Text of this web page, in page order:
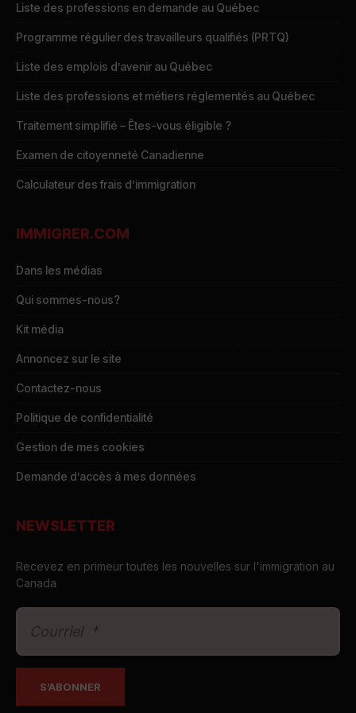
Liste des professions en demande au Québec
Programme régulier des travailleurs qualifiés (PRTQ)
Liste des emplois d’avenir au Québec
Liste des professions et métiers réglementés au Québec
Traitement simplifié – Êtes-vous éligible ?
Examen de citoyenneté Canadienne
Calculateur des frais d’immigration
IMMIGRER.COM
Dans les médias
Qui sommes-nous?
Kit média
Annoncez sur le site
Contactez-nous
Politique de confidentialité
Gestion de mes cookies
Demande d’accès à mes données
NEWSLETTER
Recevez en primeur toutes les nouvelles sur l'immigration au
Canada